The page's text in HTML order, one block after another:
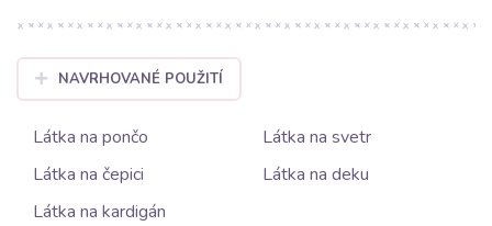
NAVRHOVANÉ POUŽITÍ
Látka na pončo
Látka na svetr
Látka na čepici
Látka na deku
Látka na kardigán